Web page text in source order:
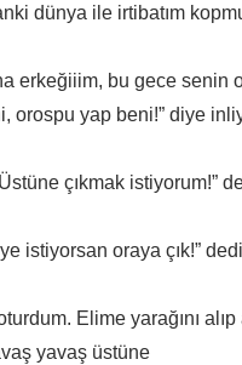
dünya ile irtibatım
erkeğiiim, bu gece senin
orospu yap beni!” diye
çıkmak istiyorum!”
istiyorsan oraya çık!”
Elime yarağını alıp
yavaş üstüne